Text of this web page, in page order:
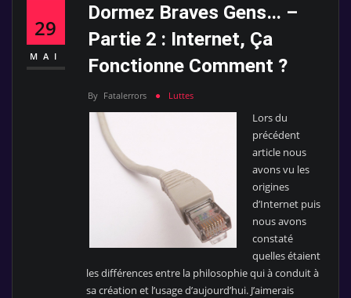
29
MAI
Dormez Braves Gens… –
Partie 2 : Internet, Ça
Fonctionne Comment ?
By Fatalerrors Luttes
Lors du
précédent
article nous
avons vu les
origines
d’Internet puis
nous avons
constaté
quelles étaient
les différences entre la philosophie qui à conduit à
sa création et l’usage d’aujourd’hui. J’aimerais